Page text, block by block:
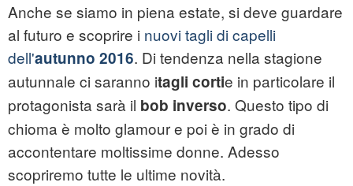
Anche se siamo in piena estate, si deve guardare
al futuro e scoprire i nuovi tagli di capelli
dell'autunno 2016. Di tendenza nella stagione
autunnale ci saranno itagli cortie in particolare il
protagonista sarà il bob inverso. Questo tipo di
chioma è molto glamour e poi è in grado di
accontentare moltissime donne. Adesso
scopriremo tutte le ultime novità.